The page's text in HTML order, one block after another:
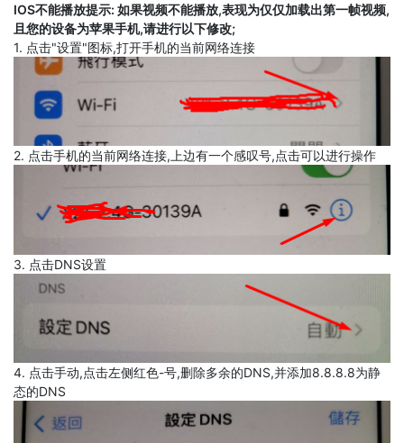
IOS不能播放提示: 如果视频不能播放,表现为仅仅加载出第一帧视频,
且您的设备为苹果手机,请进行以下修改;
1. 点击"设置"图标,打开手机的当前网络连接
2. 点击手机的当前网络连接,上边有一个感叹号,点击可以进行操作
3. 点击DNS设置
4. 点击手动,点击左侧红色-号,删除多余的DNS,并添加8.8.8.8为静
态的DNS